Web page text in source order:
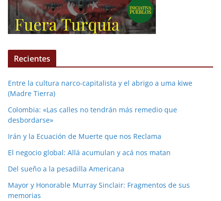
Recientes
Entre la cultura narco-capitalista y el abrigo a uma kiwe
(Madre Tierra)
Colombia: «Las calles no tendrán más remedio que
desbordarse»
Irán y la Ecuación de Muerte que nos Reclama
El negocio global: Allá acumulan y acá nos matan
Del sueño a la pesadilla Americana
Mayor y Honorable Murray Sinclair: Fragmentos de sus
memorias